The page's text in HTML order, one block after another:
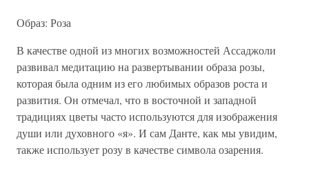
Образ: Роза
В качестве одной из многих возможностей Ассаджоли
развивал медитацию на развертывании образа розы,
которая была одним из его любимых образов роста и
развития. Он отмечал, что в восточной и западной
традициях цветы часто используются для изображения
души или духовного «я». И сам Данте, как мы увидим,
также использует розу в качестве символа озарения.